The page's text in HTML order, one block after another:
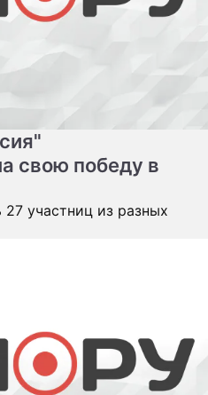
свою победу в
участниц из разных